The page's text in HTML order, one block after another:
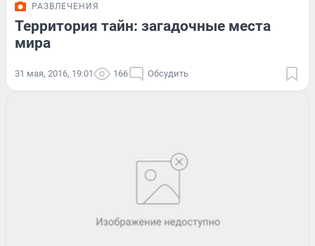
РАЗВЛЕЧЕНИЯ
Территория тайн: загадочные места
мира
31 мая, 2016, 19:01 166 Обсудить